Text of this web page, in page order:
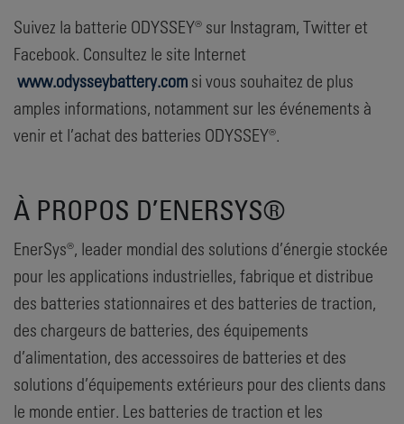
Suivez la batterie ODYSSEY® sur Instagram, Twitter et
Facebook. Consultez le site Internet
www.odysseybattery.com si vous souhaitez de plus
amples informations, notamment sur les événements à
venir et l’achat des batteries ODYSSEY®.
À PROPOS D’ENERSYS®
EnerSys®, leader mondial des solutions d’énergie stockée
pour les applications industrielles, fabrique et distribue
des batteries stationnaires et des batteries de traction,
des chargeurs de batteries, des équipements
d’alimentation, des accessoires de batteries et des
solutions d’équipements extérieurs pour des clients dans
le monde entier. Les batteries de traction et les